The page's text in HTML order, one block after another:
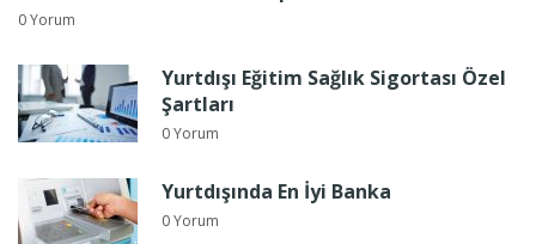
0 Yorum
Yurtdışı Eğitim Sağlık Sigortası Özel
Şartları
0 Yorum
Yurtdışında En İyi Banka
0 Yorum